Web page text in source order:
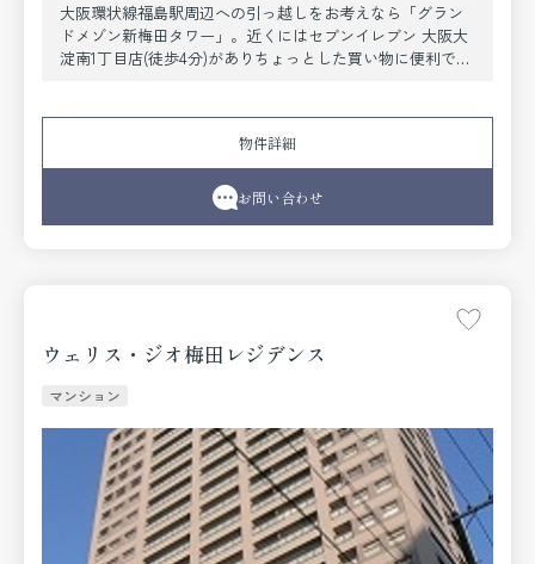
大阪環状線福島駅周辺への引っ越しをお考えなら「グラン
ドメゾン新梅田タワー」。近くにはセブンイレブン 大阪大
淀南1丁目店(徒歩4分)がありちょっとした買い物に便利で
ちらのお部屋で新しい生活を始めてみませんか。このマン
ションはバルコニー付きで、用途に合わせて使用できま
す。できるだけ早めに不動産情報を集めたい方は当社スタ
ッフまでご連絡ください。地域の不動産情報をいち早くお
物件詳細
お問い合わせ
ウェリス・ジオ梅田レジデンス
マンション